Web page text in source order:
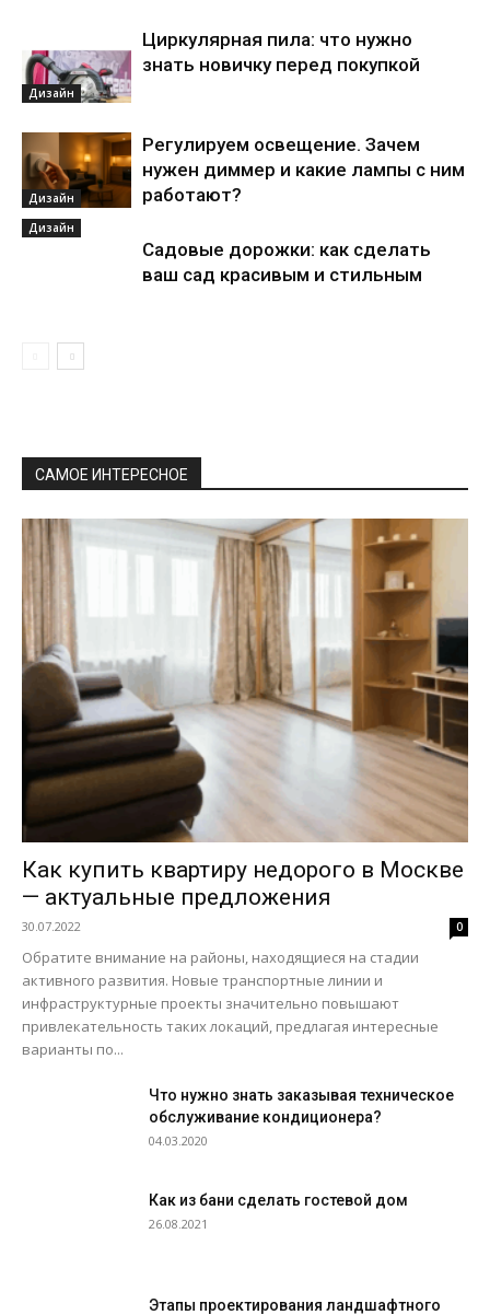
Дизайн
Циркулярная пила: что нужно
знать новичку перед покупкой
Дизайн
Регулируем освещение. Зачем
нужен диммер и какие лампы с ним
работают?
Дизайн
Садовые дорожки: как сделать
ваш сад красивым и стильным
САМОЕ ИНТЕРЕСНОЕ
Как купить квартиру недорого в Москве
— актуальные предложения
30.07.2022 0
Обратите внимание на районы, находящиеся на стадии
активного развития. Новые транспортные линии и
инфраструктурные проекты значительно повышают
привлекательность таких локаций, предлагая интересные
варианты по...
Что нужно знать заказывая техническое
обслуживание кондиционера?
04.03.2020
Как из бани сделать гостевой дом
26.08.2021
Этапы проектирования ландшафтного